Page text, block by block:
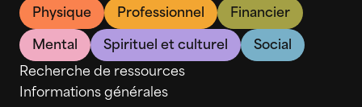
Physique Professionnel Financier
Mental Spirituel et culturel
Social
Recherche de ressources
Informations générales